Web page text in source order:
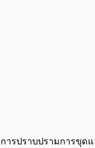
รปราบปรามการขุด